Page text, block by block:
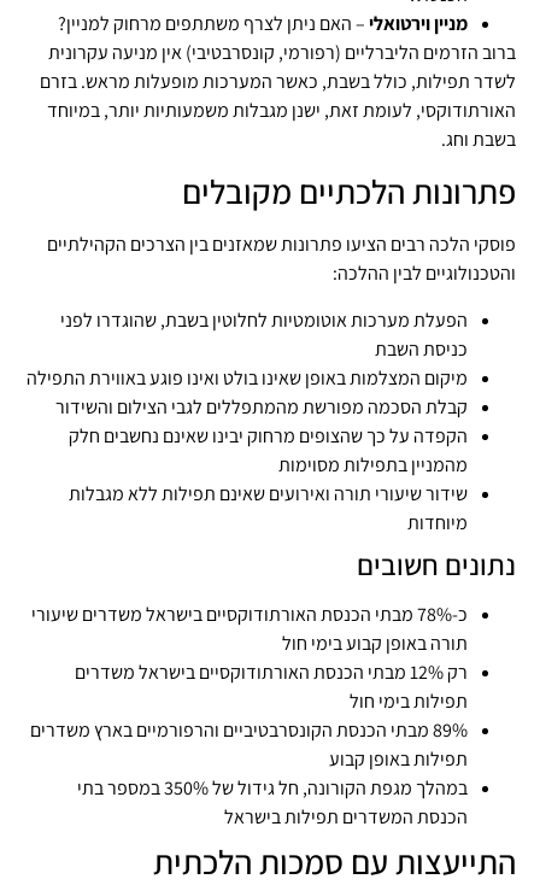
מניין וירטואלי– האם ניתן לצרף משתתפים מרחוק למניין?
ברוב הזרמים הליברליים (רפורמי, קונסרבטיבי) אין מניעה עקרונית
לשדר תפילות, כולל בשבת, כאשר המערכות מופעלות מראש. בזרם
האורתודוקסי, לעומת זאת, ישנן מגבלות משמעותיות יותר, במיוחד
בשבת וחג.
פתרונות הלכתיים מקובלים
פוסקי הלכה רבים הציעו פתרונות שמאזנים בין הצרכים הקהילתיים
והטכנולוגיים לבין ההלכה:
הפעלת מערכות אוטומטיות לחלוטין בשבת, שהוגדרו לפני
כניסת השבת
מיקום המצלמות באופן שאינו בולט ואינו פוגע באווירת התפילה
קבלת הסכמה מפורשת מהמתפללים לגבי הצילום והשידור
הקפדה על כך שהצופים מרחוק יבינו שאינם נחשבים חלק
מהמניין בתפילות מסוימות
שידור שיעורי תורה ואירועים שאינם תפילות ללא מגבלות
מיוחדות
נתונים חשובים
כ-78% מבתי הכנסת האורתודוקסיים בישראל משדרים שיעורי
תורה באופן קבוע בימי חול
רק 12% מבתי הכנסת האורתודוקסיים בישראל משדרים
תפילות בימי חול
89% מבתי הכנסת הקונסרבטיביים והרפורמיים בארץ משדרים
תפילות באופן קבוע
במהלך מגפת הקורונה, חל גידול של 350% במספר בתי
הכנסת המשדרים תפילות בישראל
התייעצות עם סמכות הלכתית